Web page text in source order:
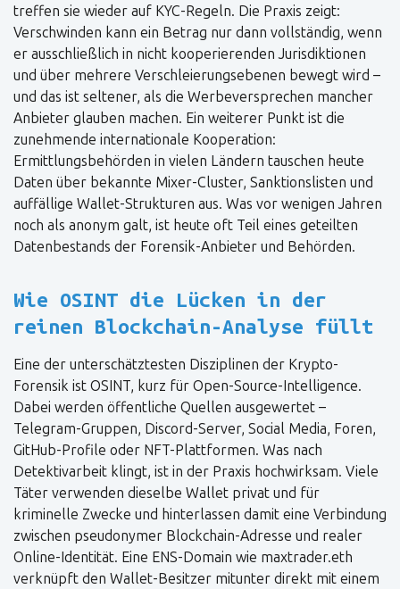
treffen sie wieder auf KYC-Regeln. Die Praxis zeigt:
Verschwinden kann ein Betrag nur dann vollständig, wenn
er ausschließlich in nicht kooperierenden Jurisdiktionen
und über mehrere Verschleierungsebenen bewegt wird –
und das ist seltener, als die Werbeversprechen mancher
Anbieter glauben machen. Ein weiterer Punkt ist die
zunehmende internationale Kooperation:
Ermittlungsbehörden in vielen Ländern tauschen heute
Daten über bekannte Mixer-Cluster, Sanktionslisten und
auffällige Wallet-Strukturen aus. Was vor wenigen Jahren
noch als anonym galt, ist heute oft Teil eines geteilten
Datenbestands der Forensik-Anbieter und Behörden.
Wie OSINT die Lücken in der
reinen Blockchain-Analyse füllt
Eine der unterschätztesten Disziplinen der Krypto-
Forensik ist OSINT, kurz für Open-Source-Intelligence.
Dabei werden öffentliche Quellen ausgewertet –
Telegram-Gruppen, Discord-Server, Social Media, Foren,
GitHub-Profile oder NFT-Plattformen. Was nach
Detektivarbeit klingt, ist in der Praxis hochwirksam. Viele
Täter verwenden dieselbe Wallet privat und für
kriminelle Zwecke und hinterlassen damit eine Verbindung
zwischen pseudonymer Blockchain-Adresse und realer
Online-Identität. Eine ENS-Domain wie maxtrader.eth
verknüpft den Wallet-Besitzer mitunter direkt mit einem